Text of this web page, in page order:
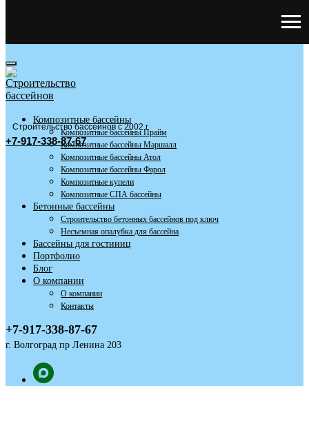
Строительство бассейнов с 2002 г
+7-917-338-87-67
Композитные бассейны
Композитные бассейны Прайм
Композитные бассейны Маршалл
Композитные бассейны Атол
Композитные бассейны Фарол
Композитные купели
Композитные СПА бассейны
Бетонные бассейны
Строительство бетонных бассейнов под ключ
Несъемная опалубка для бассейна
Бассейны для гостиниц
Портфолио
Блог
О компании
О компании
Контакты
+7-917-338-87-67
г. Волгоград пр Ленина 203